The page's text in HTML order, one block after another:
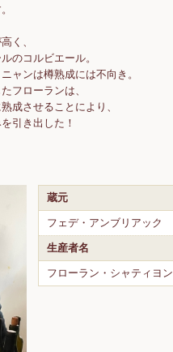
く、
のコルビエール。
ャンは樽熟成には不向き。
フローランは、
成させることにより、
引き出した！
蔵元
フェデ・アンブリアック
生産者名
フローラン・シャティヨン